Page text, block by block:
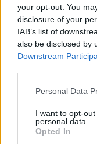
your opt-out. You
disclosure of your
IAB’s list of
also be disclosed by
Downstream
Please note that
not limited to your
grant or deny
use your data for
Personal Data
I want to opt-
personal data.
Opted In
The Greater